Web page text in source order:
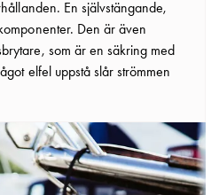
En självstängande,
Den är även
som är en säkring med
elfel uppstå slår strömmen